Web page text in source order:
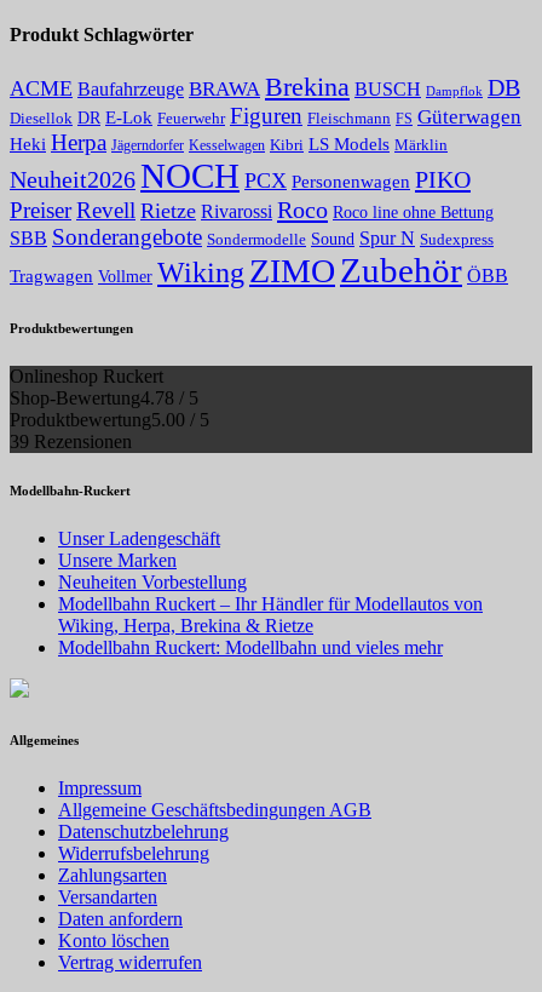
Produkt Schlagwörter
ACME Baufahrzeuge BRAWA Brekina BUSCH Dampflok DB
Diesellok DR E-Lok Feuerwehr Figuren Fleischmann FS Güterwagen
Heki Herpa Jägerndorfer Kesselwagen Kibri LS Models Märklin
Neuheit2026NOCH PCX Personenwagen PIKO
PreiserRevell Rietze Rivarossi Roco Roco line ohne Bettung
SBB Sonderangebote Sondermodelle Sound Spur N Sudexpress
Tragwagen Vollmer Wiking ZIMOZubehör ÖBB
Produktbewertungen
Onlineshop Ruckert
Shop-Bewertung4.78 / 5
Produktbewertung5.00 / 5
39 Rezensionen
Modellbahn-Ruckert
Unser Ladengeschäft
Unsere Marken
Neuheiten Vorbestellung
Modellbahn Ruckert – Ihr Händler für Modellautos von
Wiking, Herpa, Brekina & Rietze
Modellbahn Ruckert: Modellbahn und vieles mehr
Allgemeines
Impressum
Allgemeine Geschäftsbedingungen AGB
Datenschutzbelehrung
Widerrufsbelehrung
Zahlungsarten
Versandarten
Daten anfordern
Konto löschen
Vertrag widerrufen